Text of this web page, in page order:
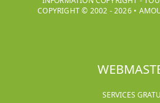
COPYRIGHT © 2002 -2026•
SERVICES